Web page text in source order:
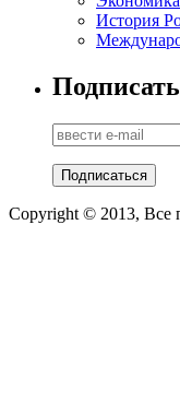
История
Copyright © 2013, Все